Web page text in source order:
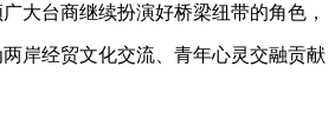
大台商继续扮演好桥梁纽带的角色，
岸经贸文化交流、青年心灵交融贡献